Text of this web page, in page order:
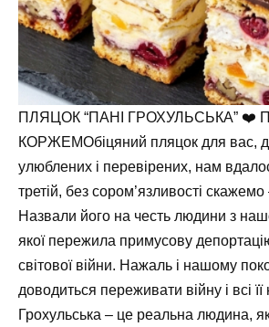
ПЛЯЦОК “ПАНІ ГРОХУЛЬСЬКА” ❤️
КОРЖЕМОбіцяний пляцок для вас,
улюблених і перевірених, нам
третій, без сором’язливості
Назвали його на честь людини з
якої пережила примусову
світової війни. Нажаль і нашому
доводиться переживати війну і всі її
Грохульська – це реальна людина,